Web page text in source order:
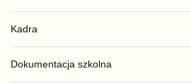
Kadra
Dokumentacja szkolna